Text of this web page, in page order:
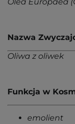
Nazwa
Oliwa z oliwek
Funkcja w
emolient